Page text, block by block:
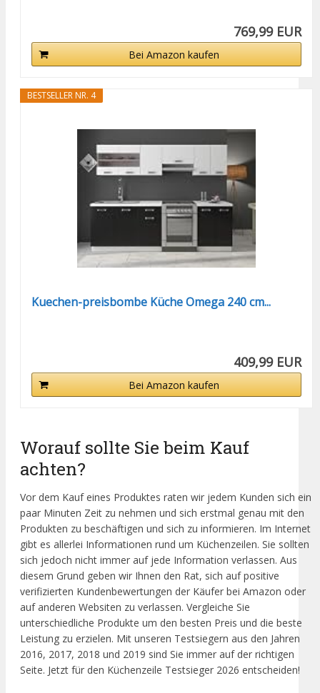
769,99 EUR
Bei Amazon kaufen
BESTSELLER NR. 4
Kuechen-preisbombe Küche Omega 240 cm...
409,99 EUR
Bei Amazon kaufen
Worauf sollte Sie beim Kauf
achten?
Vor dem Kauf eines Produktes raten wir jedem Kunden sich ein
paar Minuten Zeit zu nehmen und sich erstmal genau mit den
Produkten zu beschäftigen und sich zu informieren. Im Internet
gibt es allerlei Informationen rund um Küchenzeilen. Sie sollten
sich jedoch nicht immer auf jede Information verlassen. Aus
diesem Grund geben wir Ihnen den Rat, sich auf positive
verifizierten Kundenbewertungen der Käufer bei Amazon oder
auf anderen Websiten zu verlassen. Vergleiche Sie
unterschiedliche Produkte um den besten Preis und die beste
Leistung zu erzielen. Mit unseren Testsiegern aus den Jahren
2016, 2017, 2018 und 2019 sind Sie immer auf der richtigen
Seite. Jetzt für den Küchenzeile Testsieger 2026 entscheiden!